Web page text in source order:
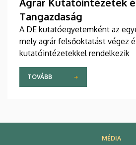
Tangazdaság
A DE kutatóegyetemként az
mely agrár felsőoktatást végez
kutatóintézetekkel rendelkezik
TOVÁBB
MÉDIA